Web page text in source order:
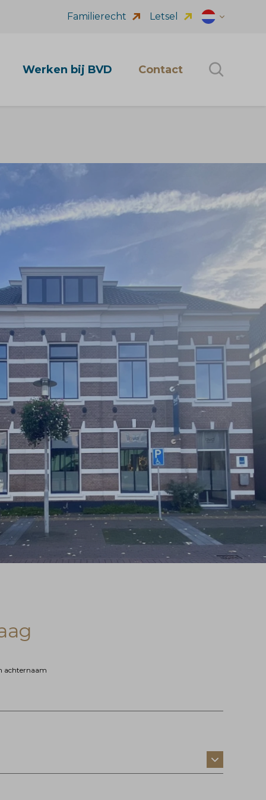
Werken bij BVD Contact
Familierecht Letsel Dutch
achternaam